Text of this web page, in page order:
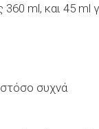
360 ml, και 45 ml
συχνά